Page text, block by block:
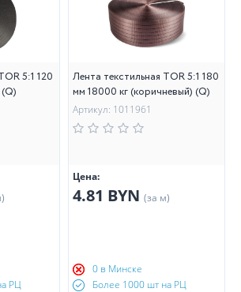
5:1 120
РЦ
Лента текстильная TOR 5:1 180
мм 18000 кг (коричневый) (Q)
Артикул: 1011961
Цена:
4.81 BYN (за м)
0 в Минске
Более 1000 шт на РЦ